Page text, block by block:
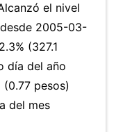
el nivel
2005-03-
(327.1
día del año
pesos)
del mes